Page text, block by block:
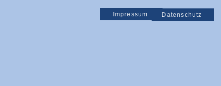
Impressum Datenschutz